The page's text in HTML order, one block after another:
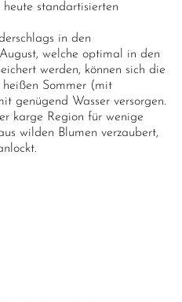
heute standartisierten
in den
welche optimal in den
werden, können sich die
heißen Sommer (mit
genügend Wasser versorgen.
karge Region für wenige
wilden Blumen verzaubert,